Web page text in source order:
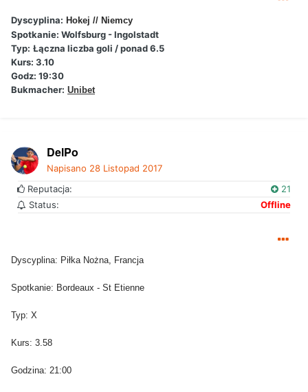
Dyscyplina: Hokej // Niemcy
Spotkanie: Wolfsburg -Ingolstadt
Typ: Łączna liczba goli / ponad 6.5
Kurs: 3.10
Godz: 19:30
Bukmacher: Unibet
DelPo
Napisano 28 Listopad 2017
Reputacja:
21
Status:
Offline
Dyscyplina: Piłka Nożna, Francja
Spotkanie: Bordeaux - St Etienne
Typ: X
Kurs: 3.58
Godzina: 21:00